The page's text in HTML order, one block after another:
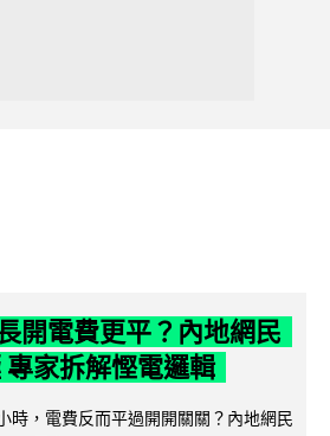
開電費更平？內地網民
家拆解慳電邏輯
時，電費反而平過開開關關？內地網民